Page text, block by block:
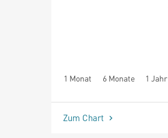
1 Monat 6 Monate 1 Jahr
seit Beginn
Zum Chart